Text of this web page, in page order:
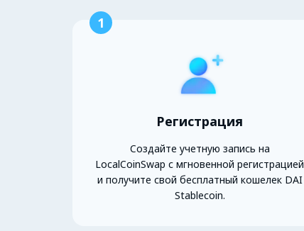
1
Регистрация
Создайте учетную запись на
LocalCoinSwap с мгновенной регистрацией
и получите свой бесплатный кошелек DAI
Stablecoin.